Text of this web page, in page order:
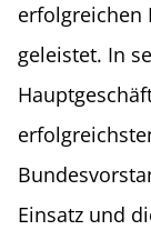
erfolgreichen
geleistet. In
Einsatz und